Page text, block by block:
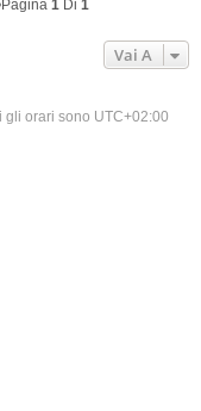
1 Di 1
Vai A
gli orari sono UTC+02:00